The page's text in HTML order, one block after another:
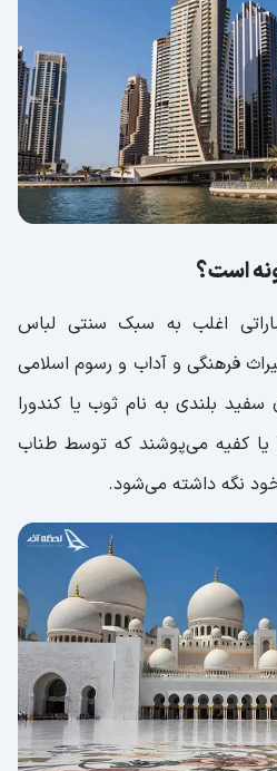
است؟
اغلب به سبک سنتی لباس
فرهنگی و آداب و رسوم اسلامی
بلندی به نام ثوب یا کندورا
یا کفیه می‌پوشند که توسط طناب
نگه داشته می‌شود.